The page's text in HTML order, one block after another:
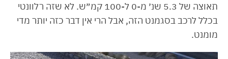
תאוצה של 5.3 שנ׳ מ-0 ל-100 קמ״ש. לא שזה רלוונטי
בכלל לרכב בסגמנט הזה, אבל הרי אין דבר כזה יותר מדי
מומנט.